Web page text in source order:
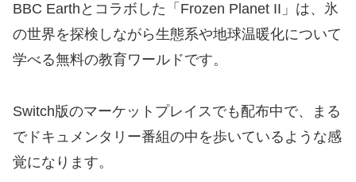
BBC Earthとコラボした「Frozen Planet II」は、氷
の世界を探検しながら生態系や地球温暖化について
学べる無料の教育ワールドです。
Switch版のマーケットプレイスでも配布中で、まる
でドキュメンタリー番組の中を歩いているような感
覚になります。